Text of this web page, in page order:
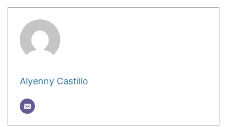
Alyenny Castillo